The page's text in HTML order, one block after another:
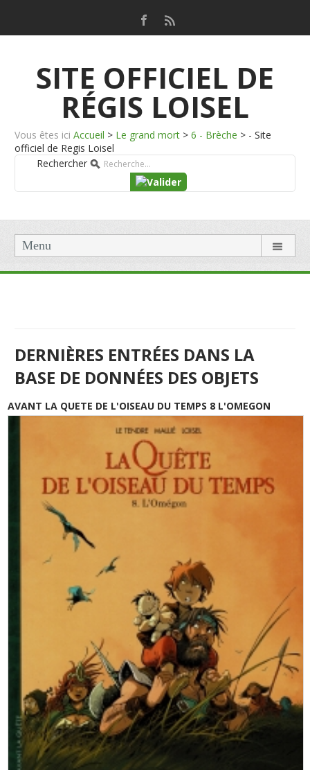
SITE OFFICIEL DE
RÉGIS LOISEL
Vous êtes ici Accueil > Le grand mort > 6 - Brèche > - Site
officiel de Regis Loisel
Rechercher
Menu
DERNIÈRES ENTRÉES DANS LA
BASE DE DONNÉES DES OBJETS
AVANT LA QUETE DE L'OISEAU DU TEMPS 8 L'OMEGON